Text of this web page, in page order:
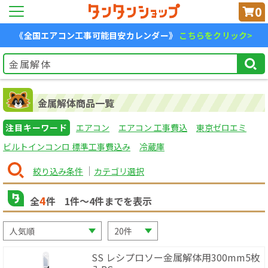
0
《全国エアコン工事可能目安カレンダー》 こちらをクリック>
金属解体商品一覧
注目キーワード エアコン エアコン 工事費込
東京ゼロエミ
ビルトインコンロ 標準工事費込み
冷蔵庫
絞り込み条件 カテゴリ選択
全4件 1件〜4件までを表示
SS レシプロソー金属解体用300mm5枚